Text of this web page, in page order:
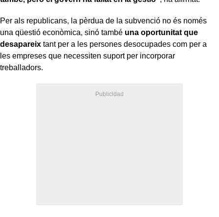
Per als republicans, la pèrdua de la subvenció no és només
una qüestió econòmica, sinó també una oportunitat que
desapareix tant per a les persones desocupades com per a
les empreses que necessiten suport per incorporar
treballadors.